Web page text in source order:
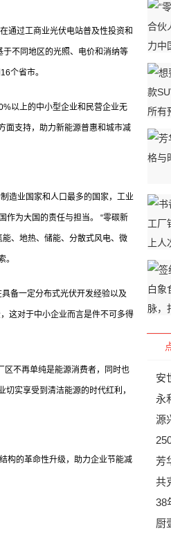
通过工商业光伏电站普及性投资和
不同地区的光照、电价和消纳等
个省市。
以上的中小型企业和民营企业无
面支持，助力新能源普惠和城市减
造业国家和人口最多的国家，工业
作为大国的责任与担当。 “零碳新
、地热、储能、分散式风电、微
。
备一定分布式光伏开发经验以及
这对于中小企业而言是件不可多得
区不再单纯是能源消费者，同时也
实享受到清洁能源的时代红利，
构的革命性升级，助力企业节能减
安
永
源
芳
共
38
厨